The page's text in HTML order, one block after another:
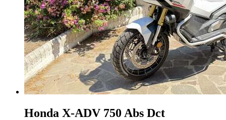
Honda X-ADV 750 Abs Dct